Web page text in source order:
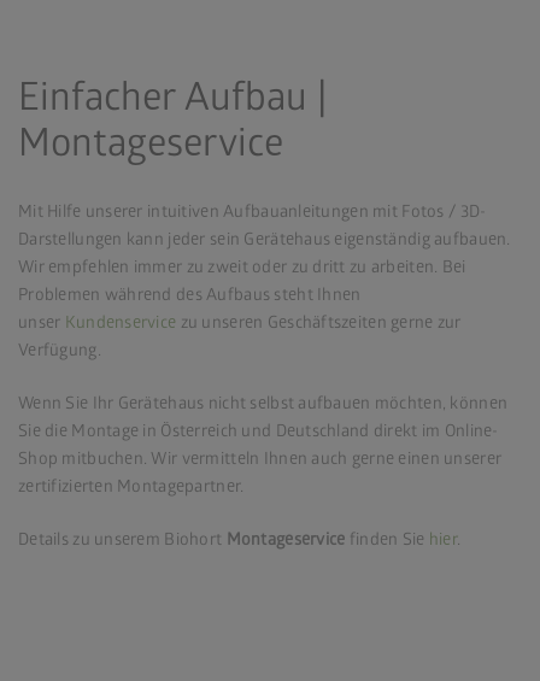
Einfacher Aufbau |
Montageservice
Mit Hilfe unserer intuitiven Aufbauanleitungen mit Fotos / 3D-
Darstellungen kann jeder sein Gerätehaus eigenständig aufbauen.
Wir empfehlen immer zu zweit oder zu dritt zu arbeiten. Bei
Problemen während des Aufbaus steht Ihnen
unser Kundenservice zu unseren Geschäftszeiten gerne zur
Verfügung.
Wenn Sie Ihr Gerätehaus nicht selbst aufbauen möchten, können
Sie die Montage in Österreich und Deutschland direkt im Online-
Shop mitbuchen. Wir vermitteln Ihnen auch gerne einen unserer
zertifizierten Montagepartner.
Details zu unserem Biohort Montageservice finden Sie hier.